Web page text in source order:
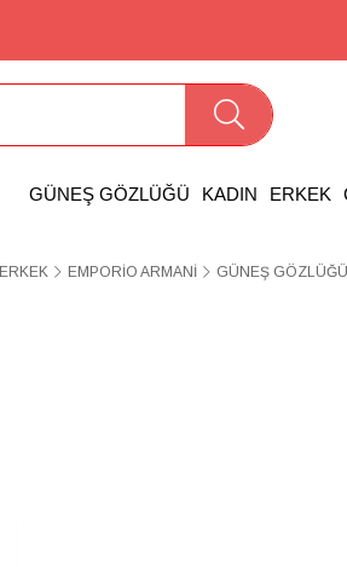
GÜNEŞ GÖZLÜĞÜ KADIN ERKEK
ERKEK EMPORİO ARMANİ GÜNEŞ